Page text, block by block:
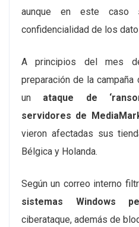
aunque en este caso
confidencialidad de los
A principios del mes
preparación de la campaña
un ataque de
servidores de
vieron afectadas sus
Bélgica y Holanda.
Según un correo interno
sistemas Windows
ciberataque, además de